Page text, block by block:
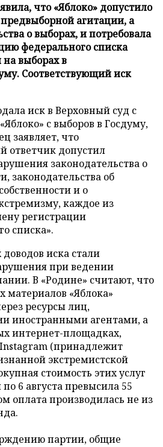
что «Яблоко» допустило
агитации, а
о выборах, и потребовала
федерального списка
выборах в
Соответствующий иск
иск в Верховный суд с
с выборов в Госдуму,
заявляет, что
ответчик допустил
законодательства о
законодательства об
и о
каждое из
регистрации
списка».
иска стали
при ведении
В «Родине» считают, что
материалов «Яблока»
ресурсы лиц,
иностранными агентами, а
интернет-площадках,
(принадлежит
экстремистской
стоимость этих услуг
6 августа превысила 55
оплата производилась не из
партии, общие